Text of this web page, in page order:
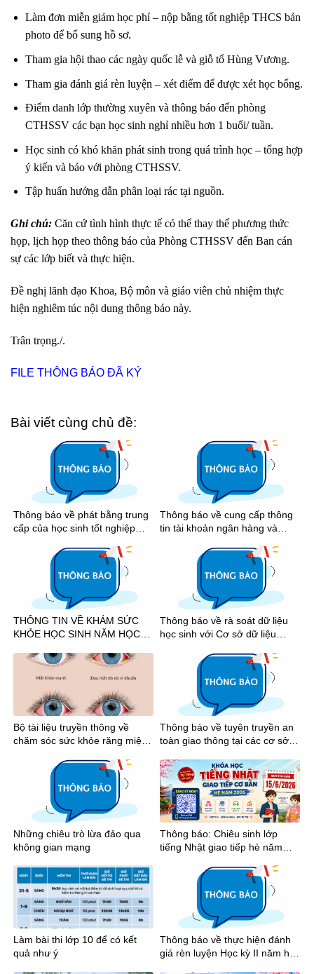
Làm đơn miễn giảm học phí – nộp bằng tốt nghiệp THCS bản
photo để bổ sung hồ sơ.
Tham gia hội thao các ngày quốc lễ và giỗ tổ Hùng Vương.
Tham gia đánh giá rèn luyện – xét điểm để được xét học bổng.
Điểm danh lớp thường xuyên và thông báo đến phòng
CTHSSV các bạn học sinh nghỉ nhiều hơn 1 buổi/ tuần.
Học sinh có khó khăn phát sinh trong quá trình học – tổng hợp
ý kiến và báo với phòng CTHSSV.
Tập huấn hướng dẫn phân loại rác tại nguồn.
Ghi chú: Căn cứ tình hình thực tế có thể thay thế phương thức
họp, lịch họp theo thông báo của Phòng CTHSSV đến Ban cán
sự các lớp biết và thực hiện.
Đề nghị lãnh đạo Khoa, Bộ môn và giáo viên chủ nhiệm thực
hiện nghiêm túc nội dung thông báo này.
Trân trọng./.
FILE THÔNG BÁO ĐÃ KÝ
Bài viết cùng chủ đề:
Thông báo về phát bằng trung
cấp của học sinh tốt nghiệp
Thông báo về cung cấp thông
tin tài khoản ngân hàng và
khích học tập học kỳ I năm học
THÔNG TIN VỀ KHÁM SỨC
KHỎE HỌC SINH NĂM HỌC
Thông báo về rà soát dữ liệu
học sinh với Cơ sở dữ liệu
Bộ tài liệu truyền thông về
chăm sóc sức khỏe răng miệng
Thông báo về tuyên truyền an
toàn giao thông tại các cơ sở
phố Hồ Chí Minh năm 2026
Những chiêu trò lừa đảo qua
không gian mạng
Thông báo: Chiêu sinh lớp
tiếng Nhật giao tiếp hè năm
Làm bài thi lớp 10 để có kết
quả như ý
Thông báo về thực hiện đánh
giá rèn luyện Học kỳ II năm học